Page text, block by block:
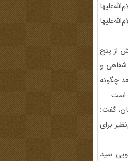
از پنج
شفاهی و
چگونه
است.
استان، گفت:
برای
سید